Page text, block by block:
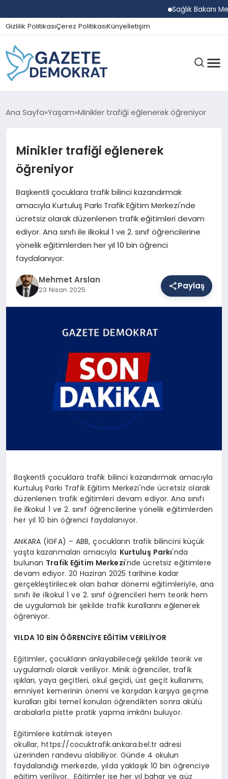
Sağlık Bakanı
Gizlilik PolitikasıÇerez PolitikasıKünyeİletişim
GÜNDEM
EKONOMI
MAGAZIN
SAĞLIK
EĞITIM
Ana Sayfa Yaşam Minikler trafiği eğlenerek öğreniyor
Minikler trafiği eğlenerek
öğreniyor
Başkentli çocuklara trafik bilinci kazandırmak
amacıyla Kurtuluş Parkı Trafik Eğitim Merkezi'nde
ücretsiz olarak düzenlenen trafik eğitimleri devam
ediyor. Ana sınıfı ile ilkokul 1 ve 2. sınıf öğrencilerine
yönelik eğitimlerden her yıl 10 bin öğrenci
faydalanıyor.
Mehmet Arslan
23 Nisan 2025 Paylaş
Başkentli çocuklara trafik bilinci kazandırmak amacıyla
Kurtuluş Parkı Trafik Eğitim Merkezi'nde ücretsiz olarak
düzenlenen trafik eğitimleri devam ediyor. Ana sınıfı
ile ilkokul 1 ve 2. sınıf öğrencilerine yönelik eğitimlerden
her yıl 10 bin öğrenci faydalanıyor.
ANKARA (İGFA) – ABB, çocukların trafik bilincini küçük
yaşta kazanmaları amacıyla Kurtuluş Parkı'nda
bulunan Trafik Eğitim Merkezi'nde ücretsiz eğitimlere
devam ediyor. 20 Haziran 2025 tarihine kadar
gerçekleştirilecek olan bahar dönemi eğitimleriyle, ana
sınıfı ile ilkokul 1 ve 2. sınıf öğrencileri hem teorik hem
de uygulamalı bir şekilde trafik kurallarını eğlenerek
öğreniyor.
YILDA 10 BİN ÖĞRENCİYE EĞİTİM VERİLİYOR
Eğitimler, çocukların anlayabileceği şekilde teorik ve
uygulamalı olarak veriliyor. Minik öğrenciler, trafik
ışıkları, yaya geçitleri, okul geçidi, üst geçit kullanımı,
emniyet kemerinin önemi ve karşıdan karşıya geçme
kuralları gibi temel konuları öğrendikten sonra akülü
arabalarla pistte pratik yapma imkânı buluyor.
Eğitimlere katılmak isteyen
okullar, https://cocuktrafik.ankara.bel.tr adresi
üzerinden randevu alabiliyor. Günde 4 okulun
faydalandığı merkezde, yılda yaklaşık 10 bin öğrenciye
eğitim veriliyor. Eğitimler ise her yıl bahar ve güz